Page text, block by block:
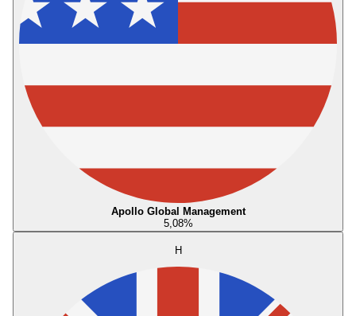
Apollo Global Management
5,08%
H